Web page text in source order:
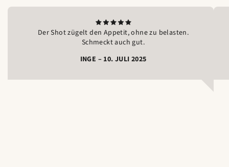
Der Shot zügelt den Appetit, ohne zu belasten.
Schmeckt auch gut.
INGE – 10. JULI 2025